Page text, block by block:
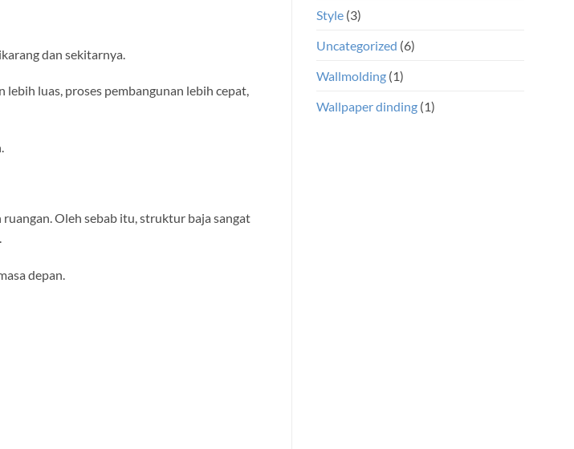
dan sekitarnya.
luas, proses pembangunan lebih cepat,
Oleh sebab itu, struktur baja sangat
depan.
Style (3)
Uncategorized (6)
Wallmolding (1)
Wallpaper dinding (1)